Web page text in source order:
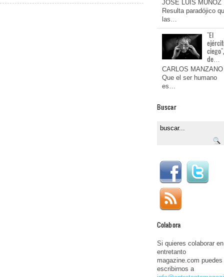
JOSÉ LUIS MUÑOZ
Resulta paradójico
las…
"El
de…
CARLOS MANZANO
Que el ser humano
es…
Buscar
Colabora
Si quieres colaborar en
entretanto
magazine.com puedes
escribirnos a